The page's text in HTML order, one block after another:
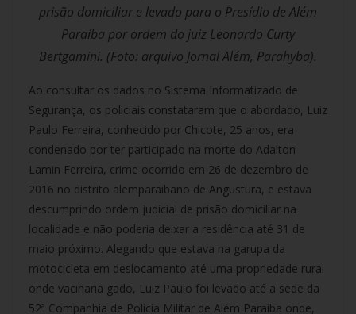
prisão domiciliar e levado para o Presídio de Além
Paraíba por ordem do juiz Leonardo Curty
Bertgamini. (Foto: arquivo Jornal Além, Parahyba).
Ao consultar os dados no Sistema Informatizado de
Segurança, os policiais constataram que o abordado, Luiz
Paulo Ferreira, conhecido por Chicote, 25 anos, era
condenado por ter participado na morte do Adalton
Lamin Ferreira, crime ocorrido em 26 de dezembro de
2016 no distrito alemparaibano de Angustura, e estava
descumprindo ordem judicial de prisão domiciliar na
localidade e não poderia deixar a residência até 31 de
maio próximo. Alegando que estava na garupa da
motocicleta em deslocamento até uma propriedade rural
onde vacinaria gado, Luiz Paulo foi levado até a sede da
52ª Companhia de Polícia Militar de Além Paraíba onde,